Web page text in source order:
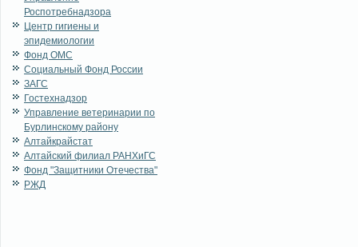
Роспотребнадзора
Центр гигиены и
эпидемиологии
Фонд ОМС
Социальный Фонд России
ЗАГС
Гостехнадзор
Управление ветеринарии по
Бурлинскому району
Алтайкрайстат
Алтайский филиал РАНХиГС
Фонд "Защитники Отечества"
РЖД